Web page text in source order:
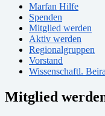
Marfan Hilfe
Spenden
Mitglied werden
Aktiv werden
Regionalgruppen
Vorstand
Wissenschaftl.
Mitglied